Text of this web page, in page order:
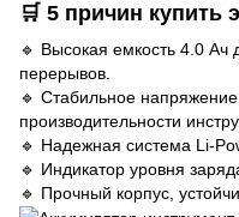
🛒 5 причин купить
🔹 Высокая емкость 4.0 Ач
перерывов.
🔹 Стабильное
производительности
🔹 Надежная система Li-
🔹 Индикатор уровня
🔹 Прочный корпус,